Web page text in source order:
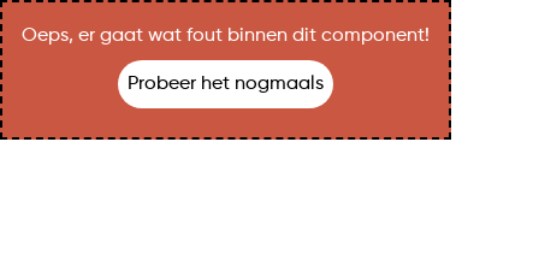
Oeps, er gaat wat fout binnen dit component!
Probeer het nogmaals